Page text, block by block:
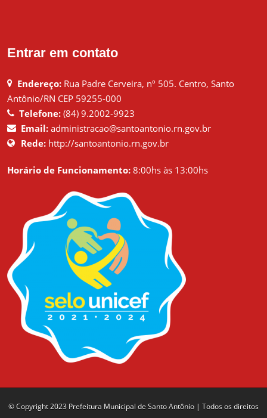
Entrar em contato
Endereço: Rua Padre Cerveira, nº 505. Centro, Santo
Antônio/RN CEP 59255-000
Telefone: (84) 9.2002-9923
Email: administracao@santoantonio.rn.gov.br
Rede: http://santoantonio.rn.gov.br
Horário de Funcionamento: 8:00hs às 13:00hs
© Copyright 2023 Prefeitura Municipal de Santo Antônio | Todos os direitos